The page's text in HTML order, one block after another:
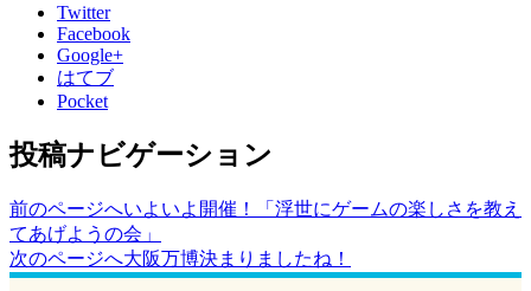
Twitter
Facebook
Google+
はてブ
Pocket
投稿ナビゲーション
前のページへいよいよ開催！「浮世にゲームの楽しさを教え
てあげようの会」
次のページへ大阪万博決まりましたね！